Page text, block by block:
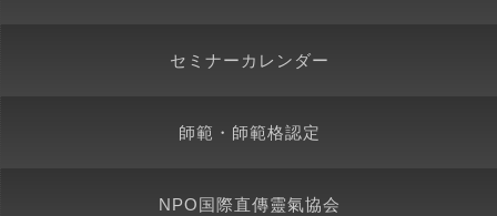
セミナーカレンダー
師範・師範格認定
NPO国際直傳靈氣協会